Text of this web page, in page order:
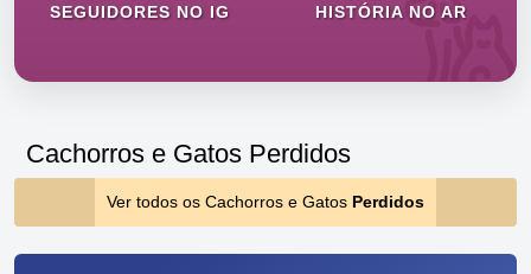
SEGUIDORES NO IG HISTÓRIA NO AR
Cachorros e Gatos Perdidos
Ver todos os Cachorros e Gatos Perdidos